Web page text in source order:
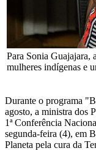
Para Sonia Guajajara,
mulheres indígenas e
Durante o programa
agosto, a ministra dos
1ª Conferência
segunda-feira (4), em
Planeta pela cura da